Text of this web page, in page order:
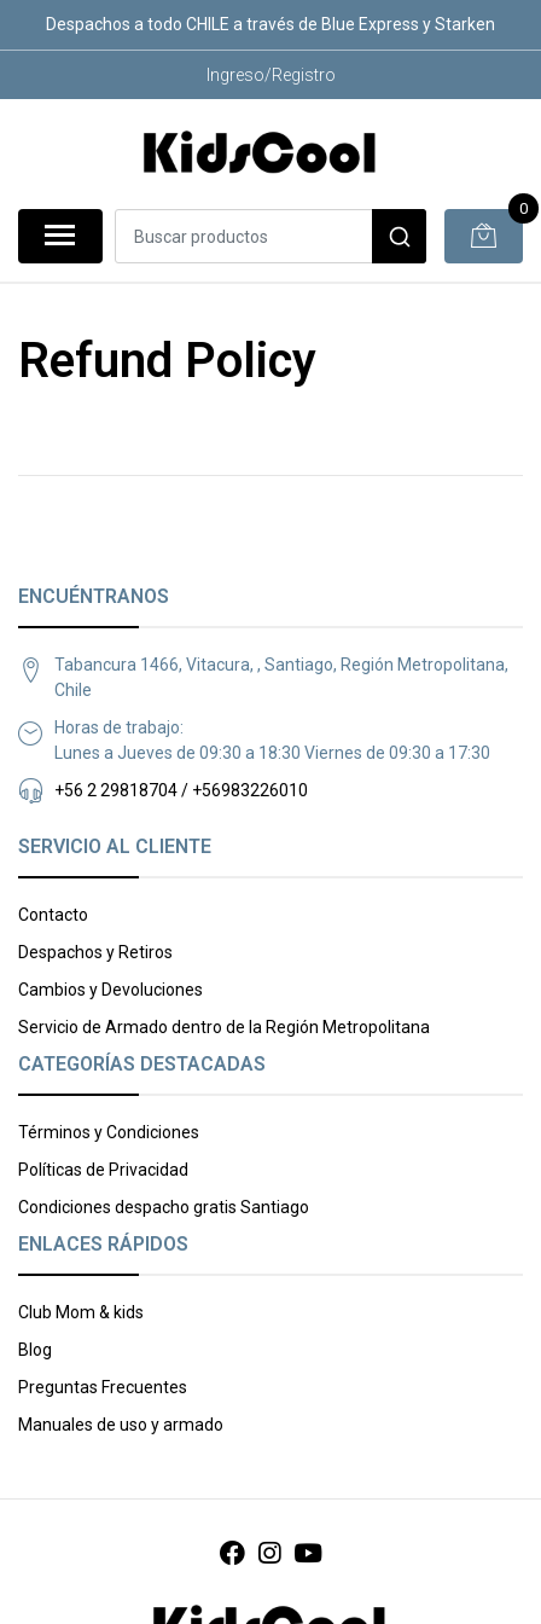
Despachos a todo CHILE a través de Blue Express y Starken
Ingreso/Registro
0
Refund Policy
ENCUÉNTRANOS
Tabancura 1466, Vitacura, , Santiago, Región Metropolitana,
Chile
Horas de trabajo:
Lunes a Jueves de 09:30 a 18:30 Viernes de 09:30 a 17:30
+56 2 29818704 / +56983226010
SERVICIO AL CLIENTE
Contacto
Despachos y Retiros
Cambios y Devoluciones
Servicio de Armado dentro de la Región Metropolitana
CATEGORÍAS DESTACADAS
Términos y Condiciones
Políticas de Privacidad
Condiciones despacho gratis Santiago
ENLACES RÁPIDOS
Club Mom & kids
Blog
Preguntas Frecuentes
Manuales de uso y armado